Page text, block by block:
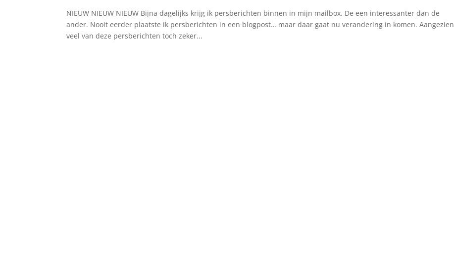
NIEUW NIEUW NIEUW Bijna dagelijks krijg ik persberichten binnen in mijn mailbox. De een interessanter dan de
ander. Nooit eerder plaatste ik persberichten in een blogpost… maar daar gaat nu verandering in komen. Aangezien
veel van deze persberichten toch zeker...